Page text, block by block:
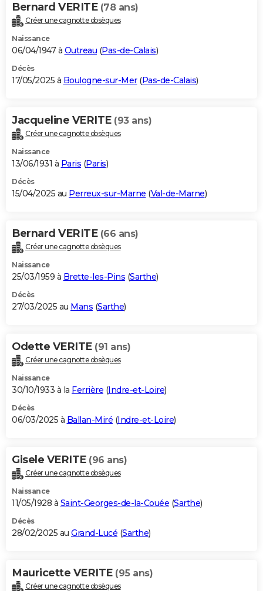
Bernard VERITE (78 ans)
Créer une cagnotte obsèques
Naissance
06/04/1947 à Outreau (Pas-de-Calais)
Décès
17/05/2025 à Boulogne-sur-Mer(Pas-de-Calais)
Jacqueline VERITE (93 ans)
Créer une cagnotte obsèques
Naissance
13/06/1931 à Paris (Paris)
Décès
15/04/2025 au Perreux-sur-Marne (Val-de-Marne)
Bernard VERITE (66 ans)
Créer une cagnotte obsèques
Naissance
25/03/1959 à Brette-les-Pins (Sarthe)
Décès
27/03/2025 au Mans (Sarthe)
Odette VERITE (91 ans)
Créer une cagnotte obsèques
Naissance
30/10/1933 à la Ferrière (Indre-et-Loire)
Décès
06/03/2025 à Ballan-Miré (Indre-et-Loire)
Gisele VERITE (96 ans)
Créer une cagnotte obsèques
Naissance
11/05/1928 à Saint-Georges-de-la-Couée (Sarthe)
Décès
28/02/2025 au Grand-Lucé (Sarthe)
Mauricette VERITE (95 ans)
Créer une cagnotte obsèques